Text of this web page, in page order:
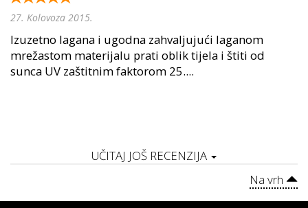
27. Kolovoza 2015.
Izuzetno lagana i ugodna zahvaljujući laganom
mrežastom materijalu prati oblik tijela i štiti od
sunca UV zaštitnim faktorom 25....
UČITAJ JOŠ RECENZIJA
Na vrh